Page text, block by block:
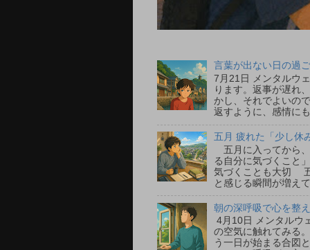
言葉が出ない日の過
7月21日 メンタルウ
ります。返事が遅れ
かし、それでよいの
返すように、感情に
五月 疲れた「少し休
五月に入ってから
る自分に気づくこと
気づくことも大切
と感じる瞬間が増え
朝の深呼吸で心を整
4月10日 メンタルウ
の空気に触れてみる
う一日が始まる合図